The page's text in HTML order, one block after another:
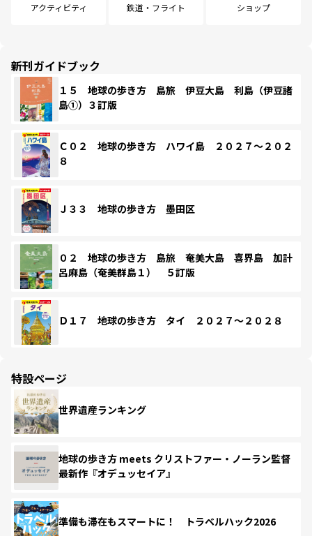
アクティビティ 鉄道・フライト ショップ
新刊ガイドブック
１５ 地球の歩き方 島旅 伊豆大島 利島（伊豆諸
島①）３訂版
Ｃ０２ 地球の歩き方 ハワイ島 ２０２７～２０２
８
Ｊ３３ 地球の歩き方 墨田区
０２ 地球の歩き方 島旅 奄美大島 喜界島 加計
呂麻島（奄美群島１） ５訂版
Ｄ１７ 地球の歩き方 タイ ２０２７～２０２８
特設ページ
世界遺産ランキング
地球の歩き方 meets クリストファー・ノーラン監督
最新作『オデュッセイア』
準備も滞在もスマートに！ トラベルハック2026